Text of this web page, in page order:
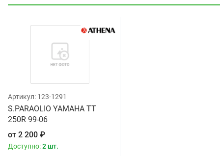
Артикул: 123-1291
S.PARAOLIO YAMAHA TT
250R 99-06
от 2 200 ₽
Доступно:2 шт.